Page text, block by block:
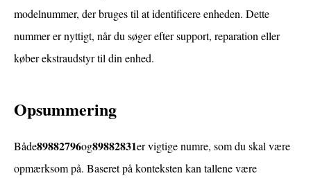
modelnummer, der bruges til at identificere enheden. Dette
nummer er nyttigt, når du søger efter support, reparation eller
køber ekstraudstyr til din enhed.
Opsummering
Både89882796og89882831er vigtige numre, som du skal være
opmærksom på. Baseret på konteksten kan tallene være